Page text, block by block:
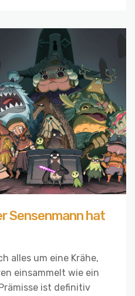
Sensenmann hat
alles um eine Krähe,
einsammelt wie ein
ist definitiv